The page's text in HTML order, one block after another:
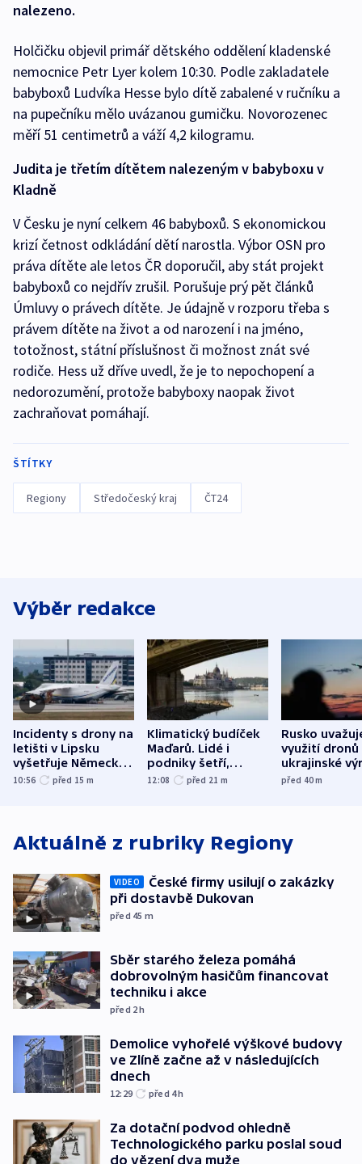
nalezeno.
Holčičku objevil primář dětského oddělení kladenské
nemocnice Petr Lyer kolem 10:30. Podle zakladatele
babyboxů Ludvíka Hesse bylo dítě zabalené v ručníku a
na pupečníku mělo uvázanou gumičku. Novorozenec
měří 51 centimetrů a váží 4,2 kilogramu.
Judita je třetím dítětem nalezeným v babyboxu v
Kladně
V Česku je nyní celkem 46 babyboxů. S ekonomickou
krizí četnost odkládání dětí narostla. Výbor OSN pro
práva dítěte ale letos ČR doporučil, aby stát projekt
babyboxů co nejdřív zrušil. Porušuje prý pět článků
Úmluvy o právech dítěte. Je údajně v rozporu třeba s
právem dítěte na život a od narození i na jméno,
totožnost, státní příslušnost či možnost znát své
rodiče. Hess už dříve uvedl, že je to nepochopení a
nedorozumění, protože babyboxy naopak život
zachraňovat pomáhají.
ŠTÍTKY
Regiony Středočeský kraj ČT24
Výběr redakce
Incidenty s drony na
letišti v Lipsku
vyšetřuje Německo
jako úmyslný pokus
10:56 před 15 m
Klimatický budíček
Maďarů. Lidé i
podniky šetří,
omezuje se doprava
12:08 před 21 m
Rusko
využití dronů
ukrajinské
útokům v
před 40m
Aktuálně z rubriky Regiony
VIDEO
České firmy usilují o zakázky
při dostavbě Dukovan
před 45 m
Sběr starého železa pomáhá
dobrovolným hasičům financovat
techniku i akce
před 2h
Demolice vyhořelé výškové budovy
ve Zlíně začne až v následujících
dnech
12:29 před 4h
Za dotační podvod ohledně
Technologického parku poslal soud
do vězení dva muže